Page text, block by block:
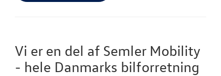
Vi er en del af Semler Mobility
- hele Danmarks bilforretning